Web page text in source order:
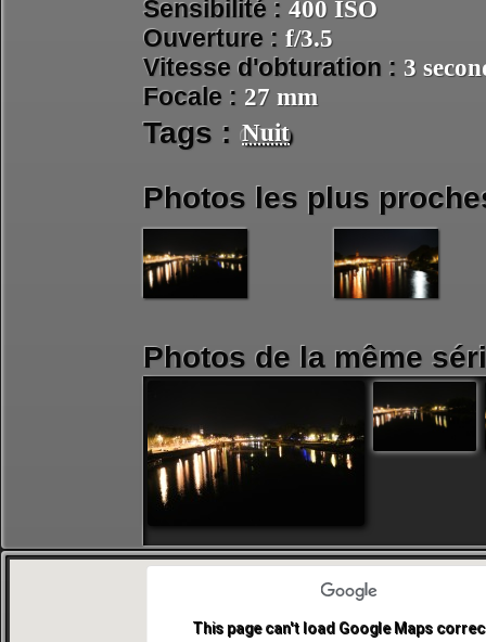
Sensibilité : 400 ISO
Ouverture : f/3.5
Vitesse d'obturation : 3
Focale : 27 mm
Tags : Nuit
Photos les plus
Photos de la même
This page can't load Google Maps